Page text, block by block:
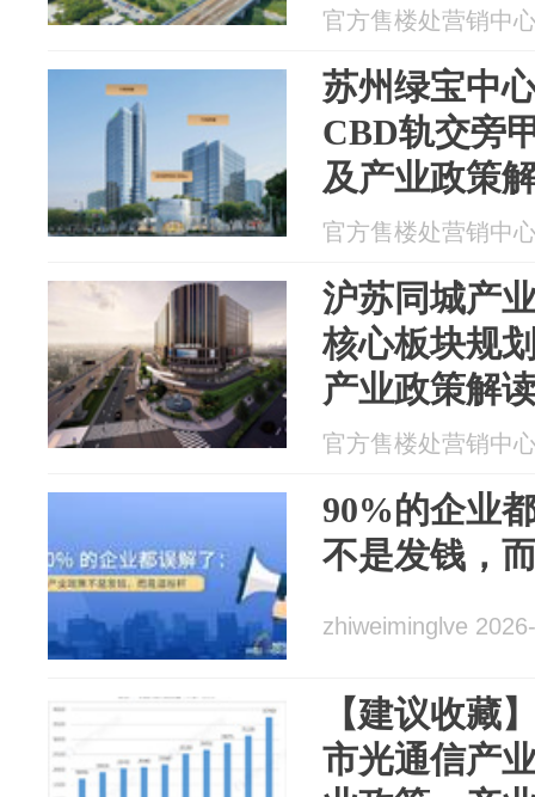
官方售楼处营销中
苏州绿宝中
CBD轨交旁
及产业政策
官方售楼处营销中
沪苏同城产
核心板块规
产业政策解
官方售楼处营销中
90%的企业
不是发钱，
zhiweiminglve
【建议收藏
市光通信产